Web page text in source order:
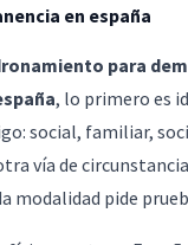
en españa
para
, lo primero es
social, familiar,
vía de
modalidad pide